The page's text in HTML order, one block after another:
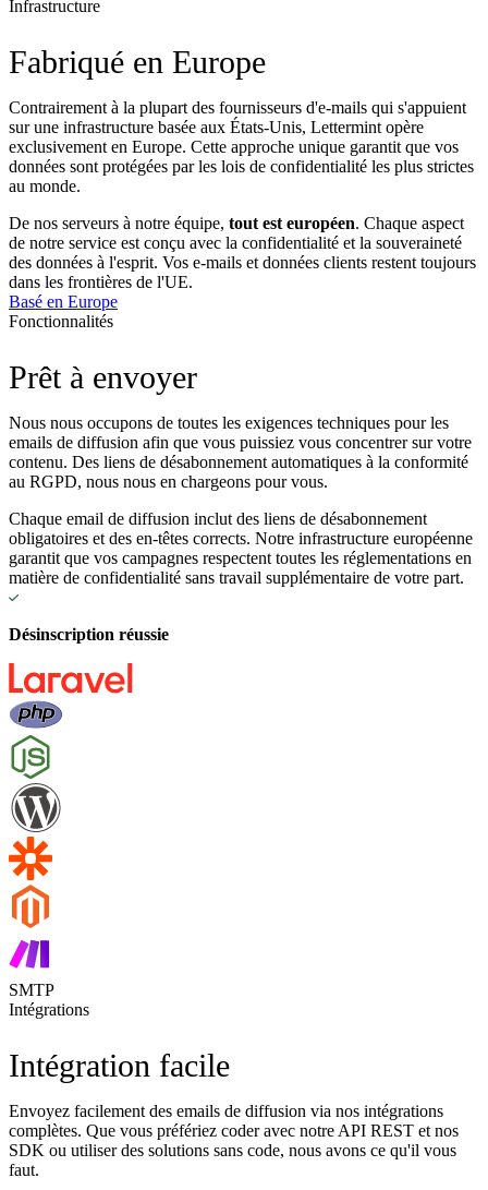
Infrastructure
Fabriqué en Europe
Contrairement à la plupart des fournisseurs d'e-mails qui s'appuient
sur une infrastructure basée aux États-Unis, Lettermint opère
exclusivement en Europe. Cette approche unique garantit que vos
données sont protégées par les lois de confidentialité les plus strictes
au monde.
De nos serveurs à notre équipe, tout est européen. Chaque aspect
de notre service est conçu avec la confidentialité et la souveraineté
des données à l'esprit. Vos e-mails et données clients restent toujours
dans les frontières de l'UE.
Basé en Europe
Fonctionnalités
Prêt à envoyer
Nous nous occupons de toutes les exigences techniques pour les
emails de diffusion afin que vous puissiez vous concentrer sur votre
contenu. Des liens de désabonnement automatiques à la conformité
au RGPD, nous nous en chargeons pour vous.
Chaque email de diffusion inclut des liens de désabonnement
obligatoires et des en-têtes corrects. Notre infrastructure européenne
garantit que vos campagnes respectent toutes les réglementations en
matière de confidentialité sans travail supplémentaire de votre part.
Désinscription réussie
SMTP
Intégrations
Intégration facile
Envoyez facilement des emails de diffusion via nos intégrations
complètes. Que vous préfériez coder avec notre API REST et nos
SDK ou utiliser des solutions sans code, nous avons ce qu'il vous
faut.